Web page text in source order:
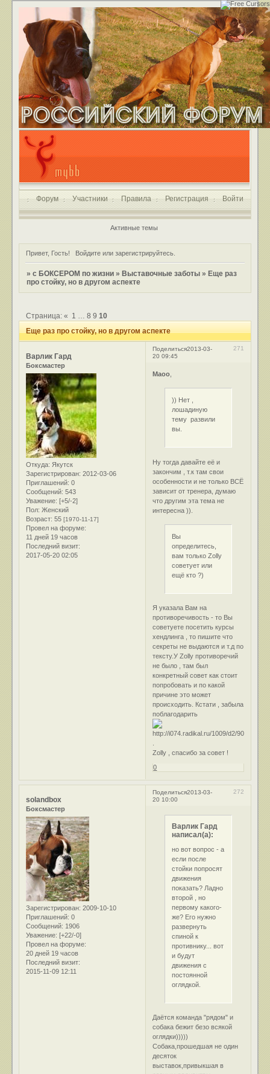
Форум Участники Правила Регистрация Войти
Активные темы
Привет, Гость! Войдитеили зарегистрируйтесь.
»с БОКСЕРОМ по жизни » Выставочные заботы » Еще раз
про стойку, но в другом аспекте
Еще раз про стойку, но в другом аспекте
Страница:« 1 … 8 9 10
Поделиться 271
2013-03-
20 09:45
Варлик Гард
Боксмастер
Откуда: Якутск
Зарегистрирован: 2012-03-06
Приглашений: 0
Сообщений: 543
Уважение: [+5/-2]
Пол: Женский
Возраст: 55[1970-11-17]
Провел на форуме:
11 дней 19 часов
Последний визит:
2017-05-20 02:05
Маоо
)) Нет ,
лошадиную
тему развили
вы.
Ну тогда давайте её и
закончим , т.к там свои
особенности и не только ВСЁ
зависит от тренера, думаю
что другим эта тема не
интересна )).
Вы
определитесь,
вам только Zolly
советует или
ещё кто ?)
Я указала Вам на
противоречивость - то Вы
советуете посетить курсы
хендлинга , то пишите что
секреты не выдаются и т.д по
тексту.У Zolly противоречий
не было , там был
конкретный совет как стоит
попробовать и по какой
причине это может
происходить. Кстати , забыла
поблагодарить
Zolly , спасибо за совет !
0
Поделиться 272
2013-03-
20 10:00
solandbox
Боксмастер
Зарегистрирован: 2009-10-10
Приглашений: 0
Сообщений: 1906
Уважение: [+22/-0]
Провел на форуме:
20 дней 19 часов
Последний визит:
2015-11-09 12:11
Варлик Гард
написал(а):
но вот вопрос - а
если после
стойки попросят
движения
показать? Ладно
второй , но
первому какого-
же? Его нужно
развернуть
спиной к
противнику... вот
и будут
движения с
постоянной
оглядкой.
Даётся команда "рядом" и
собака бежит безо всякой
оглядки)))))
Собака,прошедшая не один
десяток
выставок,привыкшая в